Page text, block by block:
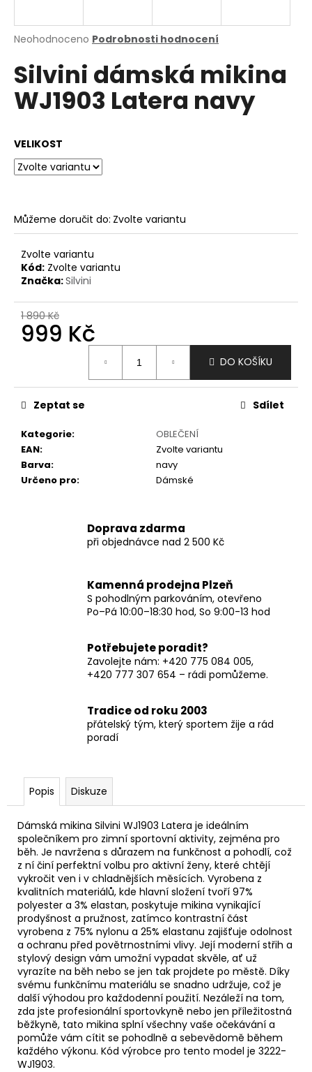
Průměrné
produktu
je
0,0
z
Neohodnoceno Podrobnosti hodnocení
Silvini dámská mikina
WJ1903 Latera navy
VELIKOST
Můžeme doručit do: Zvolte variantu
Zvolte variantu
Kód: Zvolte variantu
Značka:Silvini
1 890 Kč
999 Kč
DO KOŠÍKU
Kategorie:
OBLEČENÍ
EAN:
Zvolte variantu
Barva:
navy
Určeno pro: Dámské
Zeptat se Sdílet
Doprava zdarma
při objednávce nad 2 500 Kč
Kamenná prodejna Plzeň
S pohodlným parkováním, otevřeno
Po–Pá 10:00–18:30 hod, So 9:00-13 hod
Potřebujete poradit?
Zavolejte nám: +420 775 084 005,
+420 777 307 654 – rádi pomůžeme.
Tradice od roku 2003
přátelský tým, který sportem žije a rád
poradí
Popis Diskuze
Dámská mikina Silvini WJ1903 Latera je ideálním
společníkem pro zimní sportovní aktivity, zejména pro
běh. Je navržena s důrazem na funkčnost a pohodlí, což
z ní činí perfektní volbu pro aktivní ženy, které chtějí
vykročit ven i v chladnějších měsících. Vyrobena z
kvalitních materiálů, kde hlavní složení tvoří 97%
polyester a 3% elastan, poskytuje mikina vynikající
prodyšnost a pružnost, zatímco kontrastní část
vyrobena z 75% nylonu a 25% elastanu zajišťuje odolnost
a ochranu před povětrnostními vlivy. Její moderní střih a
stylový design vám umožní vypadat skvěle, ať už
vyrazíte na běh nebo se jen tak projdete po městě. Díky
svému funkčnímu materiálu se snadno udržuje, což je
další výhodou pro každodenní použití. Nezáleží na tom,
zda jste profesionální sportovkyně nebo jen příležitostná
běžkyně, tato mikina splní všechny vaše očekávání a
pomůže vám cítit se pohodlně a sebevědomě během
každého výkonu. Kód výrobce pro tento model je 3222-
WJ1903.
j
t
?
D
o
p
o
u
č
u
e